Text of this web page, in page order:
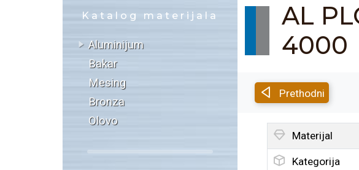
Katalog materijala
Aluminijum
Bakar
Mesing
Bronza
Olovo
AL
4000
Prethodni
Materijal
Kategorija